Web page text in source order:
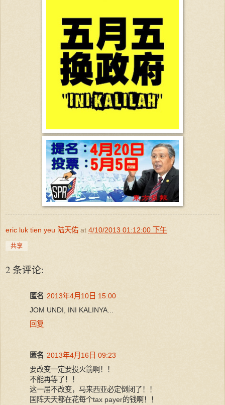
eric luk tien yeu 陆天佑 at 4/10/2013 01:12:00 下午
共享
2 条评论:
匿名 2013年4月10日 15:00
JOM UNDI, INI KALINYA...
回复
匿名 2013年4月16日 09:23
要改变一定要投火箭啊！！
不能再等了！！
这一届不改变，马来西亚必定倒闭了！！
国阵天天都在花每个tax payer的钱啊！！